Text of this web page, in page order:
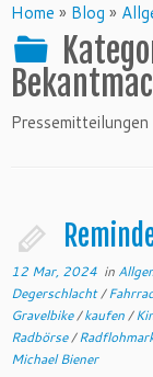
Home » Blog »
Pressemitteilungen
12 Mar, 2024 in
Degerschlacht/
Gravelbike/kaufen/
Radbörse/
Michael Biener